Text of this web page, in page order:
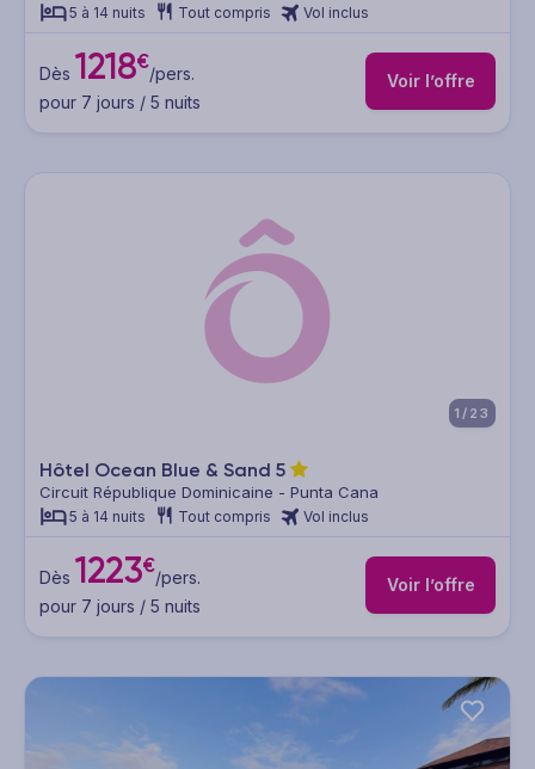
5 à 14 nuits Tout compris Vol inclus
Dès 1218€/pers.
pour 7 jours / 5 nuits
Voir l’offre
1/23
Hôtel Ocean Blue & Sand 5
Circuit République Dominicaine - Punta Cana
5 à 14 nuits Tout compris Vol inclus
Dès 1223€/pers.
pour 7 jours / 5 nuits
Voir l’offre